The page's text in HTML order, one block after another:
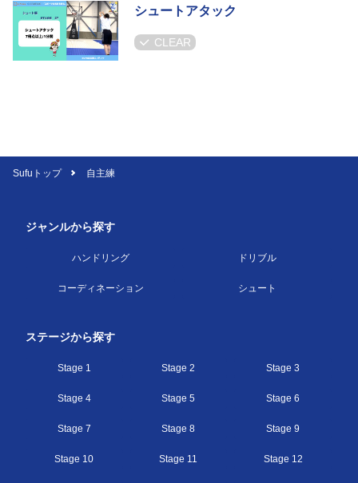
シュートアタック
CLEAR
Sufuトップ 自主練
ジャンルから探す
ハンドリング ドリブル
コーディネーション シュート
ステージから探す
Stage 1 Stage 2 Stage 3
Stage 4 Stage 5 Stage 6
Stage 7 Stage 8 Stage 9
Stage 10 Stage 11 Stage 12